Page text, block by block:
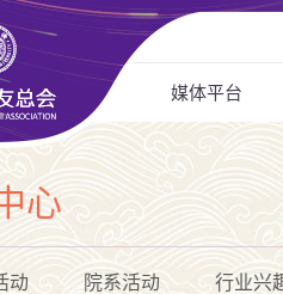
媒体平台
心
动 院系活动 行业兴